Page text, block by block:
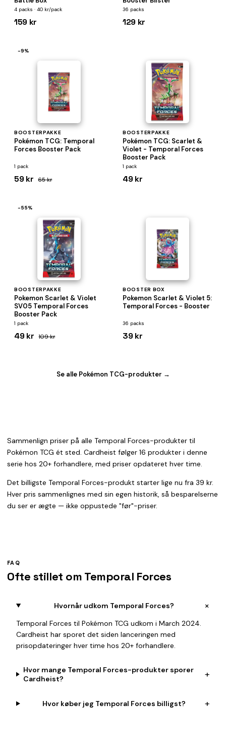
4 packs · 40 kr/pack
159 kr
36 packs
129 kr
−9%
BOOSTERPAKKE
Pokémon TCG: Temporal
Forces Booster Pack
1 pack
59 kr 65 kr
BOOSTERPAKKE
Pokémon TCG: Scarlet &
Violet - Temporal Forces
Booster Pack
1 pack
49 kr
−55%
BOOSTERPAKKE
Pokemon Scarlet & Violet
SV05 Temporal Forces
Booster Pack
1 pack
49 kr 109 kr
BOOSTER BOX
Pokemon Scarlet & Violet 5:
Temporal Forces - Booster
36 packs
39 kr
Se alle Pokémon TCG-produkter →
Sammenlign priser på alle Temporal Forces-produkter til
Pokémon TCG ét sted. Cardheist følger 16 produkter i denne
serie hos 20+ forhandlere, med priser opdateret hver time.
Det billigste Temporal Forces-produkt starter lige nu fra 39 kr.
Hver pris sammenlignes med sin egen historik, så besparelserne
du ser er ægte — ikke oppustede "før"-priser.
FAQ
Ofte stillet om Temporal Forces
Hvornår udkom Temporal Forces? +
Temporal Forces til Pokémon TCG udkom i March 2024.
Cardheist har sporet det siden lanceringen med
prisopdateringer hver time hos 20+ forhandlere.
Hvor mange Temporal Forces-produkter sporer
Cardheist?
+
Hvor køber jeg Temporal Forces billigst? +